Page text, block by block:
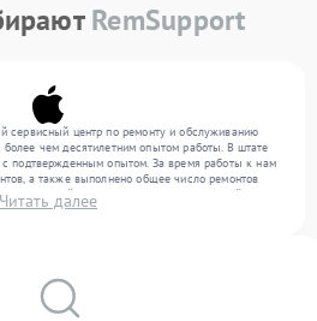
RemSupport
сервисный центр по ремонту и обслуживанию
чем десятилетним опытом работы. В штате
подтвержденным опытом. За время работы к нам
а также выполнено общее число ремонтов
сервисный центр поступает от 300 устройств,
любой сложности и поддерживаем высокий
Читать далее